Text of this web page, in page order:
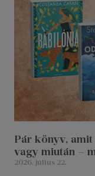
Pár könyv,
vagy miután –
2026. július 22.